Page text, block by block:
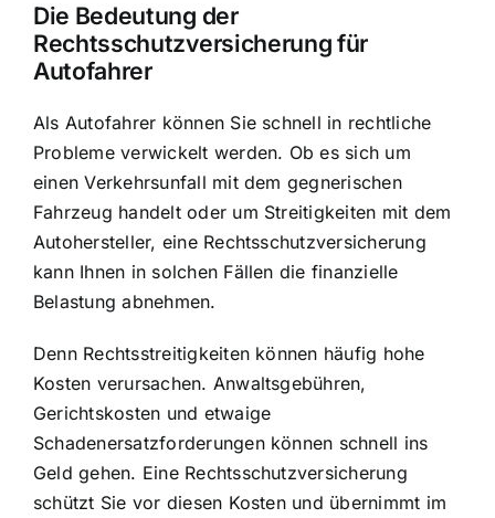
Die Bedeutung der
Rechtsschutzversicherung für
Autofahrer
Als Autofahrer können Sie schnell in rechtliche
Probleme verwickelt werden. Ob es sich um
einen Verkehrsunfall mit dem gegnerischen
Fahrzeug handelt oder um Streitigkeiten mit dem
Autohersteller, eine Rechtsschutzversicherung
kann Ihnen in solchen Fällen die finanzielle
Belastung abnehmen.
Denn Rechtsstreitigkeiten können häufig hohe
Kosten verursachen. Anwaltsgebühren,
Gerichtskosten und etwaige
Schadenersatzforderungen können schnell ins
Geld gehen. Eine Rechtsschutzversicherung
schützt Sie vor diesen Kosten und übernimmt im